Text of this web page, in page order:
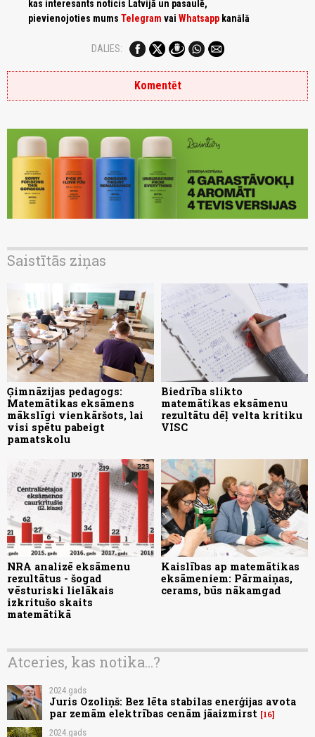
kas interesants noticis Latvijā un pasaulē,
pievienojoties mums Telegram vai Whatsapp kanālā
DALIES:
Komentēt
Saistītās ziņas
Ģimnāzijas pedagogs:
Matemātikas eksāmens
mākslīgi vienkāršots, lai
visi spētu pabeigt
pamatskolu
Biedrība slikto
matemātikas eksāmenu
rezultātu dēļ velta kritiku
VISC
NRA analizē eksāmenu
rezultātus - šogad
vēsturiski lielākais
izkritušo skaits
matemātikā
Kaislības ap matemātikas
eksāmeniem: Pārmaiņas,
cerams, būs nākamgad
Atceries, kas notika...?
2024.gads
Juris Ozoliņš: Bez lēta stabilas enerģijas avota
par zemām elektrības cenām jāaizmirst 16
2024.gads